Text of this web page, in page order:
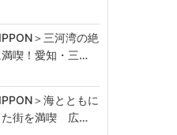
＞三河湾の絶
喫！愛知・三…
＞海とともに
た街を満喫 広…